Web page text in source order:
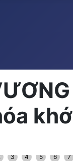
3 4 5 6 7